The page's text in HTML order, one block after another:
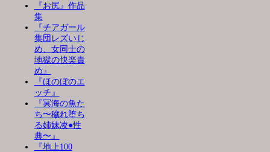
『お尻』作品
集
『チアガール
集団レズいじ
め、女同士の
地獄の快楽責
め』
『ほのぼのエ
ッチ』
『冥海の魚た
ち〜穢れ堕ち
る姉妹凌●性
典〜』
『地上100